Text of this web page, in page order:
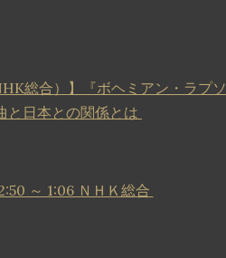
総合）】『ボヘミアン・ラプソ
と日本との関係とは
～ 1:06 ＮＨＫ総合